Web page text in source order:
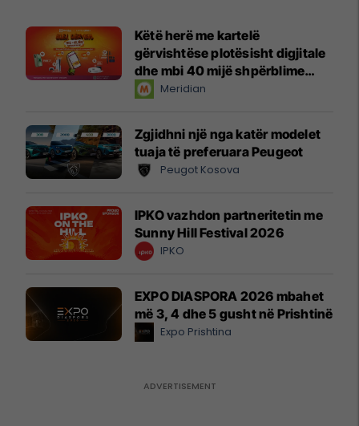
Këtë herë me kartelë
gërvishtëse plotësisht digjitale
dhe mbi 40 mijë shpërblime
instant!Meridian
Zgjidhni një nga katër modelet
tuaja të preferuara Peugeot
Peugot Kosova
IPKO vazhdon partneritetin me
Sunny Hill Festival 2026
IPKO
EXPO DIASPORA 2026 mbahet
më 3, 4 dhe 5 gusht në Prishtinë
Expo Prishtina